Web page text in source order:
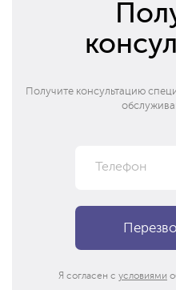
Получите консультацию
Я согласен с условиями